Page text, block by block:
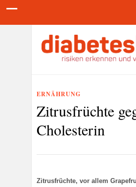
ERNÄHRUNG
Zitrusfrüchte
Cholesterin
Zitrusfrüchte, vor allem